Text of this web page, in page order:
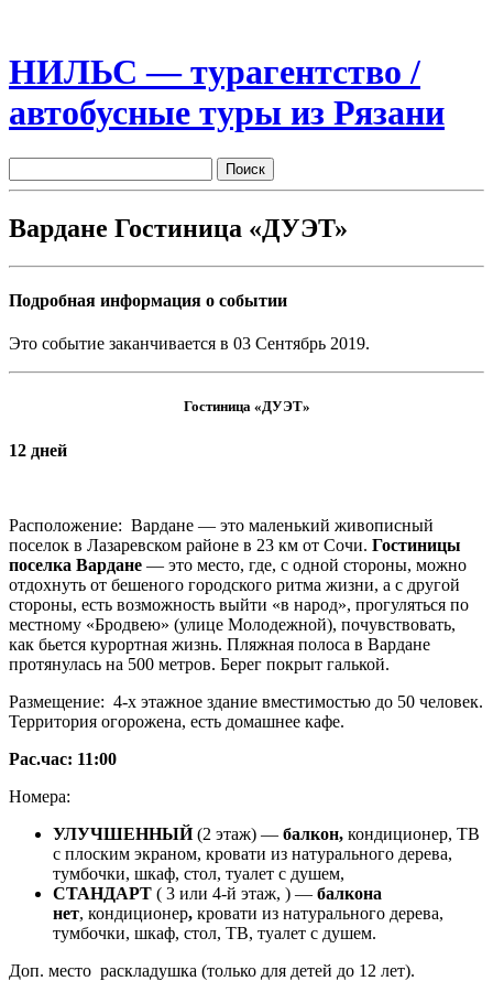
НИЛЬС — турагентство /
автобусные туры из Рязани
Вардане Гостиница «ДУЭТ»
Подробная информация о событии
Это событие заканчивается в 03 Сентябрь 2019.
Гостиница «ДУЭТ»
12 дней
Расположение: Вардане — это маленький живописный
поселок в Лазаревском районе в 23 км от Сочи. Гостиницы
поселка Вардане — это место, где, с одной стороны, можно
отдохнуть от бешеного городского ритма жизни, а с другой
стороны, есть возможность выйти «в народ», прогуляться по
местному «Бродвею» (улице Молодежной), почувствовать,
как бьется курортная жизнь. Пляжная полоса в Вардане
протянулась на 500 метров. Берег покрыт галькой.
Размещение: 4-х этажное здание вместимостью до 50 человек.
Территория огорожена, есть домашнее кафе.
Рас.час: 11:00
Номера:
УЛУЧШЕННЫЙ(2 этаж) — балкон, кондиционер, ТВ
с плоским экраном, кровати из натурального дерева,
тумбочки, шкаф, стол, туалет с душем,
СТАНДАРТ ( 3 или 4-й этаж, ) — балкона
нет, кондиционер, кровати из натурального дерева,
тумбочки, шкаф, стол, ТВ, туалет с душем.
Доп. место раскладушка (только для детей до 12 лет).